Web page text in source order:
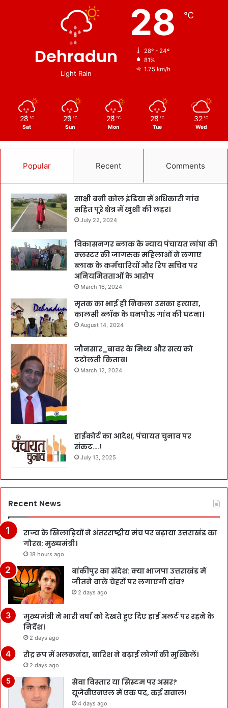
Dehradun
Light Rain
28 ℃
28º - 24º
81%
1.75 km/h
28 ℃
Sat
29 ℃
Sun
28 ℃
Mon
28 ℃
Tue
32 ℃
Wed
Popular Recent Comments
साक्षी बनी कोल इंडिया में अधिकारी गांव
सहित पूरे क्षेत्र में खुशी की लहर।
July 22, 2024
विकासनगर ब्लाक के न्याय पंचायत लांघा की
क्लस्टर की जागरुक महिलाओं ने लगाए
ब्लाक के कर्मचारियों और रिप सचिव पर
अनियमितताओं के आरोप
March 16, 2024
मृतक का भाई ही निकला उसका हत्यारा,
कालसी ब्लॉक के धनपोऊ गांव की घटना।
August 14, 2024
जौनसार_बावर के मिथ्य और सत्य को
टटोलती किताब।
March 12, 2024
हाईकोर्ट का आदेश, पंचायत चुनाव पर
संकट….!
July 13, 2025
Recent News
राज्य के खिलाड़ियों ने अंतरराष्ट्रीय मंच पर बढ़ाया उत्तराखंड का
गौरव: मुख्यमंत्री।
18 hours ago
बांकीपुर का संदेश: क्या भाजपा उत्तराखंड में
जीतने वाले चेहरों पर लगाएगी दांव?
2 days ago
मुख्यमंत्री ने भारी वर्षा को देखते हुए दिए हाई अलर्ट पर रहने के
निर्देश।
2 days ago
रौद्र रूप में अलकनंदा, बारिश ने बढ़ाई लोगों की मुश्किलें।
2 days ago
सेवा विस्तार या सिस्टम पर असर?
यूजेवीएनएल में एक पद, कई सवाल!
4 days ago